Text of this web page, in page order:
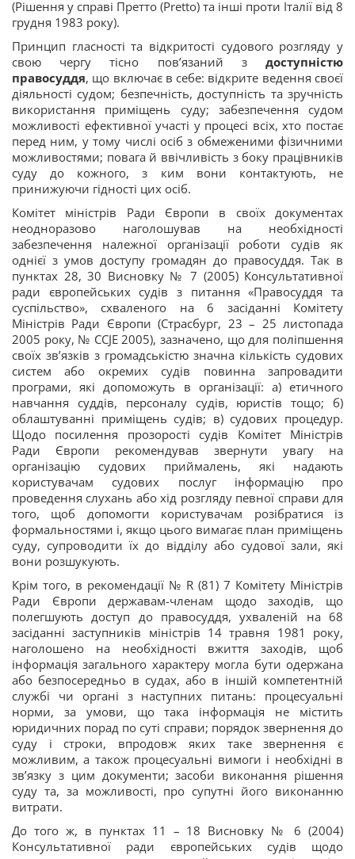
(Рішення у справі Претто (Pretto) та інші проти Італії від 8
грудня 1983 року).
Принцип гласності та відкритості судового розгляду у
свою чергу тісно пов’язаний з доступністю
правосуддя, що включає в себе: відкрите ведення своєї
діяльності судом; безпечність, доступність та зручність
використання приміщень суду; забезпечення судом
можливості ефективної участі у процесі всіх, хто постає
перед ним, у тому числі осіб з обмеженими фізичними
можливостями; повага й ввічливість з боку працівників
суду до кожного, з ким вони контактують, не
принижуючи гідності цих осіб.
Комітет міністрів Ради Європи в своїх документах
неодноразово наголошував на необхідності
забезпечення належної організації роботи судів як
однієї з умов доступу громадян до правосуддя. Так в
пунктах 28, 30 Висновку № 7 (2005) Консультативної
ради європейських судів з питання «Правосуддя та
суспільство», схваленого на 6 засіданні Комітету
Міністрів Ради Європи (Страсбург, 23 – 25 листопада
2005 року, № CCJE 2005), зазначено, що для поліпшення
своїх зв’язків з громадськістю значна кількість судових
систем або окремих судів повинна запровадити
програми, які допоможуть в організації: а) етичного
навчання суддів, персоналу судів, юристів тощо; б)
облаштуванні приміщень судів; в) судових процедур.
Щодо посилення прозорості судів Комітет Міністрів
Ради Європи рекомендував звернути увагу на
організацію судових приймалень, які надають
користувачам судових послуг інформацію про
проведення слухань або хід розгляду певної справи для
того, щоб допомогти користувачам розібратися із
формальностями і, якщо цього вимагає план приміщень
суду, супроводити їх до відділу або судової зали, які
вони розшукують.
Крім того, в рекомендації № R (81) 7 Комітету Міністрів
Ради Європи державам-членам щодо заходів, що
полегшують доступ до правосуддя, ухваленій на 68
засіданні заступників міністрів 14 травня 1981 року,
наголошено на необхідності вжиття заходів, щоб
інформація загального характеру могла бути одержана
або безпосередньо в судах, або в іншій компетентній
службі чи органі з наступних питань: процесуальні
норми, за умови, що така інформація не містить
юридичних порад по суті справи; порядок звернення до
суду і строки, впродовж яких таке звернення є
можливим, а також процесуальні вимоги і необхідні в
зв’язку з цим документи; засоби виконання рішення
суду та, за можливості, про супутні його виконанню
витрати.
До того ж, в пунктах 11 – 18 Висновку № 6 (2004)
Консультативної ради європейських судів щодо